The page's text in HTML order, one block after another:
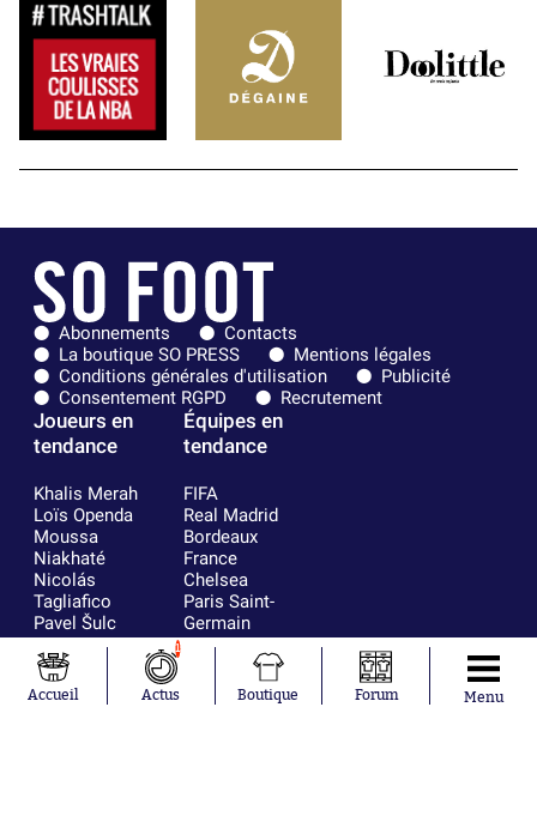
Abonnements
Contacts
La boutique SO PRESS
Mentions légales
Conditions générales d'utilisation
Publicité
Consentement RGPD
Recrutement
Joueurs en
tendance
Khalis Merah
Loïs Openda
Moussa
Niakhaté
Nicolás
Tagliafico
Pavel Šulc
Gauthier Hein
Lionel Messi
Gonzalo
García Torres
Équipes en
tendance
FIFA
Real Madrid
Bordeaux
France
Chelsea
Paris Saint-
Germain
Olympique
AC Milan
RC Strasbourg
Accueil
1
Actus Boutique Forum Menu